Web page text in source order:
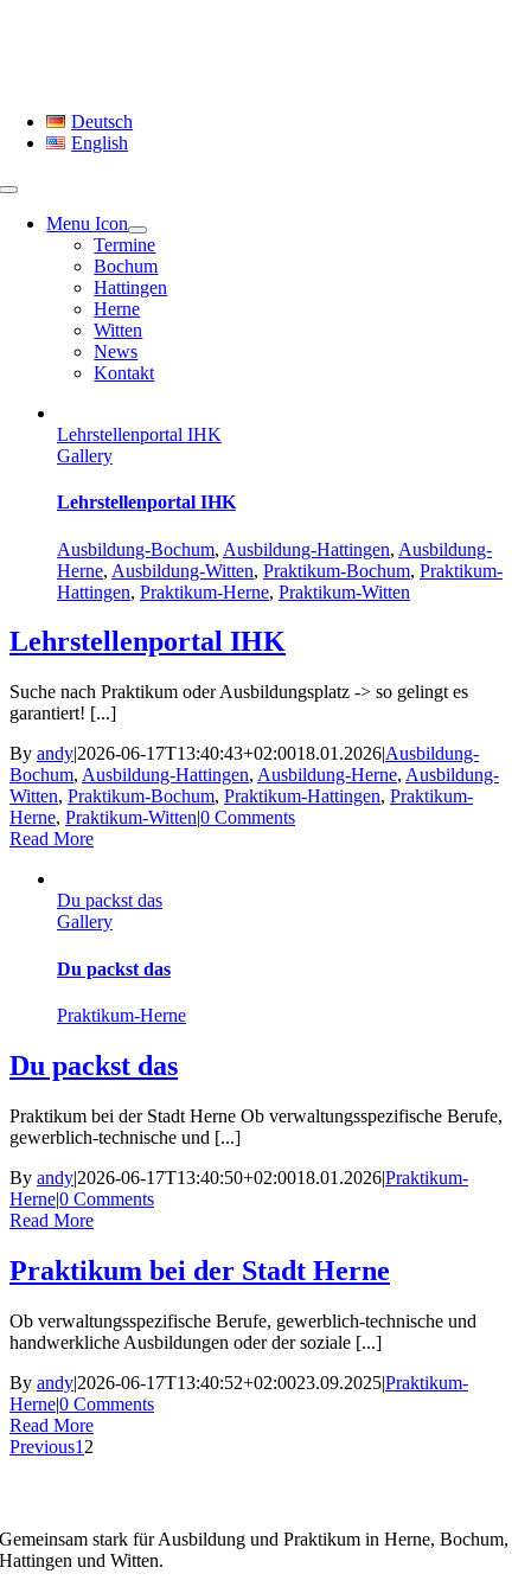
Deutsch
English
Menu Icon
Termine
Bochum
Hattingen
Herne
Witten
News
Kontakt
Lehrstellenportal IHK
Gallery
Lehrstellenportal IHK
Ausbildung-Bochum, Ausbildung-Hattingen, Ausbildung-
Herne, Ausbildung-Witten, Praktikum-Bochum, Praktikum-
Hattingen, Praktikum-Herne, Praktikum-Witten
Lehrstellenportal IHK
Suche nach Praktikum oder Ausbildungsplatz -> so gelingt es
garantiert! [...]
By andy|2026-06-17T13:40:43+02:0018.01.2026|Ausbildung-
Bochum, Ausbildung-Hattingen, Ausbildung-Herne, Ausbildung-
Witten, Praktikum-Bochum, Praktikum-Hattingen, Praktikum-
Herne, Praktikum-Witten|0 Comments
Read More
Du packst das
Gallery
Du packst das
Praktikum-Herne
Du packst das
Praktikum bei der Stadt Herne Ob verwaltungsspezifische Berufe,
gewerblich-technische und [...]
By andy|2026-06-17T13:40:50+02:0018.01.2026|Praktikum-
Herne|0 Comments
Read More
Praktikum bei der Stadt Herne
Ob verwaltungsspezifische Berufe, gewerblich-technische und
handwerkliche Ausbildungen oder der soziale [...]
By andy|2026-06-17T13:40:52+02:0023.09.2025|Praktikum-
Herne|0 Comments
Read More
Previous1 2
Gemeinsam stark für Ausbildung und Praktikum in Herne, Bochum,
Hattingen und Witten.